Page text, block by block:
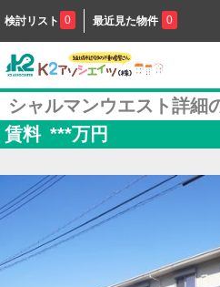
検討リスト 0 最近見た物件 0
シャルマンウエスト詳細
賃料 ***万円